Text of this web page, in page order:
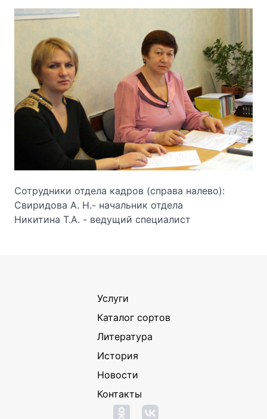
Сотрудники отдела кадров (справа налево):
Свиридова А. Н.- начальник отдела
Никитина Т.А. - ведущий специалист
Услуги
Каталог сортов
Литература
История
Новости
Контакты